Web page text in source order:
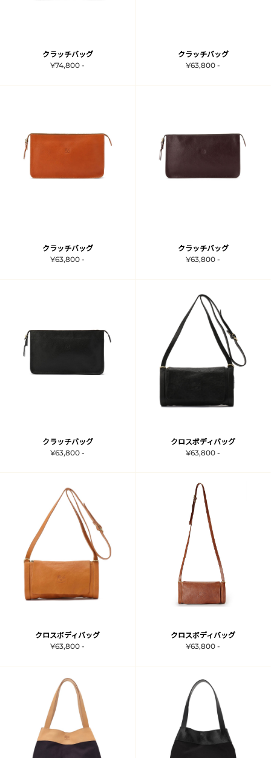
クラッチバッグ
¥74,800 -
クラッチバッグ
¥63,800 -
クラッチバッグ
¥63,800 -
クラッチバッグ
¥63,800 -
クラッチバッグ
¥63,800 -
クロスボディバッグ
¥63,800 -
クロスボディバッグ
¥63,800 -
クロスボディバッグ
¥63,800 -